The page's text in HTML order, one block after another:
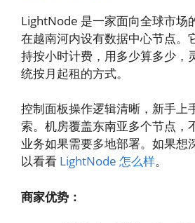
LightNode 是一家面向全球市场
在越南河内设有数据中心节点。
持按小时计费，用多少算多少，
统按月起租的方式。
控制面板操作逻辑清晰，新手上
索。机房覆盖东南亚多个节点，
业务如果需要多地部署。如果想
以看看 LightNode 怎么样。
商家优势：